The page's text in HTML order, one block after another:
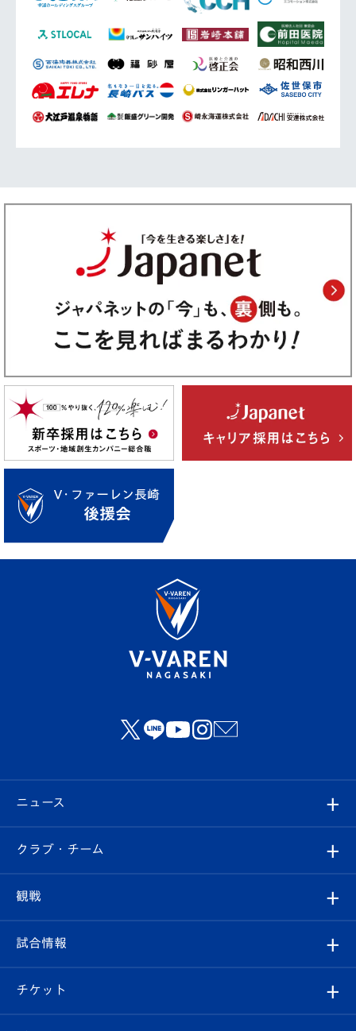
ニュース
すべて
クラブ
試合情報
クラブ・チーム
クラブ概要
エンブレム紹介
観戦
観戦ルール
はじめての観戦ガイド
試合情報
試合日程/結果
チケット